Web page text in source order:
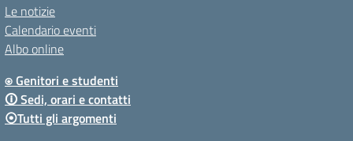
Le notizie
Calendario eventi
Albo online
⍟ Genitori e studenti
🛈 Sedi, orari e contatti
⦿Tutti gli argomenti